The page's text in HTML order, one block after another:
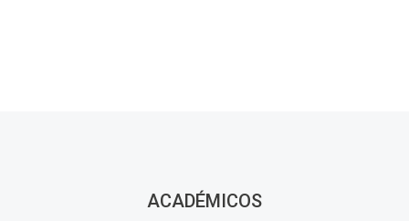
ACADÉMICOS